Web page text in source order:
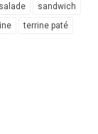
salade
sandwich
terrine paté